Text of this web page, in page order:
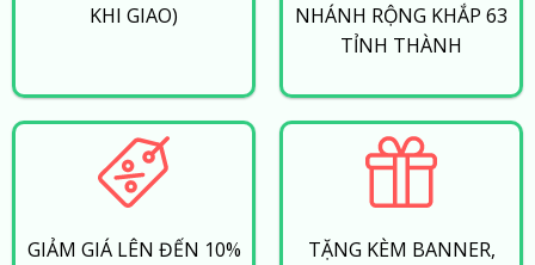
KHI GIAO)
NHÁNH RỘNG KHẮP 63
TỈNH THÀNH
GIẢM GIÁ LÊN ĐẾN 10%
TẶNG KÈM BANNER,